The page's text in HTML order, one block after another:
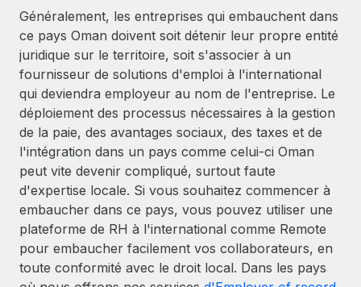
Généralement, les entreprises qui embauchent dans
ce pays Oman doivent soit détenir leur propre entité
juridique sur le territoire, soit s'associer à un
fournisseur de solutions d'emploi à l'international
qui deviendra employeur au nom de l'entreprise. Le
déploiement des processus nécessaires à la gestion
de la paie, des avantages sociaux, des taxes et de
l'intégration dans un pays comme celui-ci Oman
peut vite devenir compliqué, surtout faute
d'expertise locale. Si vous souhaitez commencer à
embaucher dans ce pays, vous pouvez utiliser une
plateforme de RH à l'international comme Remote
pour embaucher facilement vos collaborateurs, en
toute conformité avec le droit local. Dans les pays